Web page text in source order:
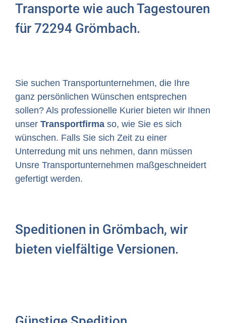
Transporte wie auch Tagestouren
für 72294 Grömbach.
Sie suchen Transportunternehmen, die Ihre
ganz persönlichen Wünschen entsprechen
sollen? Als professionelle Kurier bieten wir Ihnen
unser Transportfirma so, wie Sie es sich
wünschen. Falls Sie sich Zeit zu einer
Unterredung mit uns nehmen, dann müssen
Unsre Transportunternehmen maßgeschneidert
gefertigt werden.
Speditionen in Grömbach, wir
bieten vielfältige Versionen.